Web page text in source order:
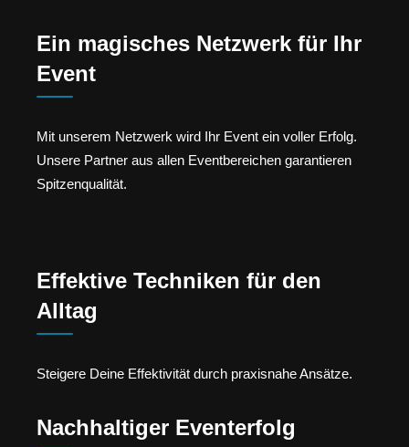
Ein magisches Netzwerk für Ihr
Event
Mit unserem Netzwerk wird Ihr Event ein voller Erfolg.
Unsere Partner aus allen Eventbereichen garantieren
Spitzenqualität.
Effektive Techniken für den
Alltag
Steigere Deine Effektivität durch praxisnahe Ansätze.
Nachhaltiger Eventerfolg